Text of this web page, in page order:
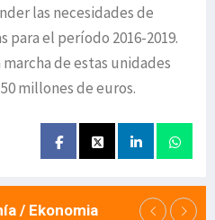
las necesidades de
el período 2016-2019.
de estas unidades
millones de euros.
/ Ekonomia